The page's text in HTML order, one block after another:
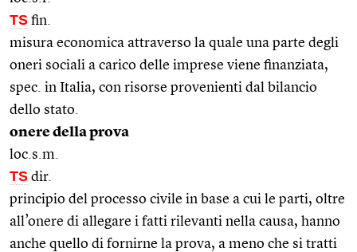
TS fin.
misura economica attraverso la quale una parte degli
oneri sociali a carico delle imprese viene finanziata,
spec. in Italia, con risorse provenienti dal bilancio
dello stato.
onere della prova
loc.s.m.
TS dir.
principio del processo civile in base a cui le parti, oltre
all’onere di allegare i fatti rilevanti nella causa, hanno
anche quello di fornirne la prova, a meno che si tratti